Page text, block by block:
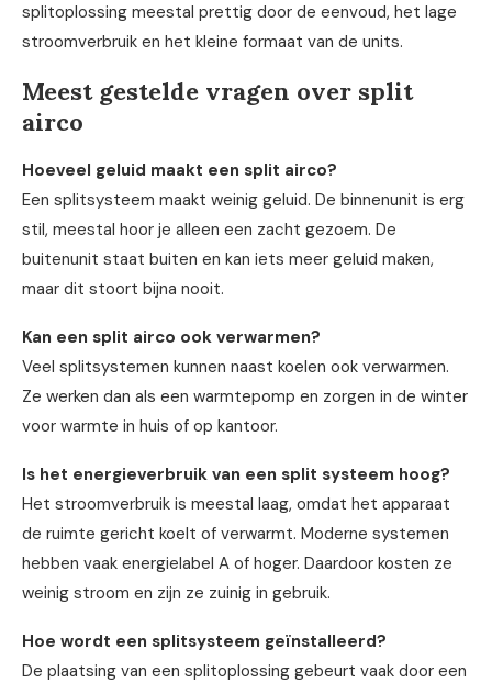
splitoplossing meestal prettig door de eenvoud, het lage
stroomverbruik en het kleine formaat van de units.
Meest gestelde vragen over split
airco
Hoeveel geluid maakt een split airco?
Een splitsysteem maakt weinig geluid. De binnenunit is erg
stil, meestal hoor je alleen een zacht gezoem. De
buitenunit staat buiten en kan iets meer geluid maken,
maar dit stoort bijna nooit.
Kan een split airco ook verwarmen?
Veel splitsystemen kunnen naast koelen ook verwarmen.
Ze werken dan als een warmtepomp en zorgen in de winter
voor warmte in huis of op kantoor.
Is het energieverbruik van een split systeem hoog?
Het stroomverbruik is meestal laag, omdat het apparaat
de ruimte gericht koelt of verwarmt. Moderne systemen
hebben vaak energielabel A of hoger. Daardoor kosten ze
weinig stroom en zijn ze zuinig in gebruik.
Hoe wordt een splitsysteem geïnstalleerd?
De plaatsing van een splitoplossing gebeurt vaak door een